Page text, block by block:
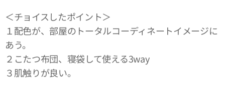
＜チョイスしたポイント＞
１配色が、部屋のトータルコーディネートイメージに
あう。
２こたつ布団、寝袋して使える3way
３肌触りが良い。